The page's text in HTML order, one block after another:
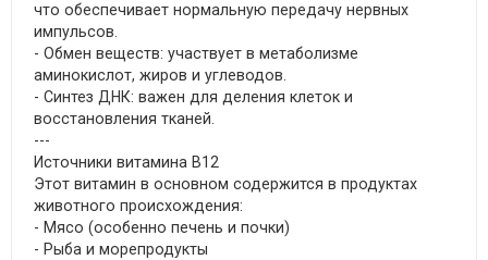
что обеспечивает нормальную передачу нервных
импульсов.
- Обмен веществ: участвует в метаболизме
аминокислот, жиров и углеводов.
- Синтез ДНК: важен для деления клеток и
восстановления тканей.
---
Источники витамина B12
Этот витамин в основном содержится в продуктах
животного происхождения:
- Мясо (особенно печень и почки)
- Рыба и морепродукты